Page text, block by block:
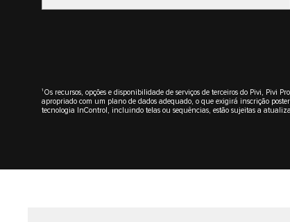
1 Os recursos, opções e disponibilidade de serviços de terceiros do Pivi, Pivi
apropriado com um plano de dados adequado, o que exigirá inscrição
tecnologia InControl, incluindo telas ou sequências, estão sujeitas a